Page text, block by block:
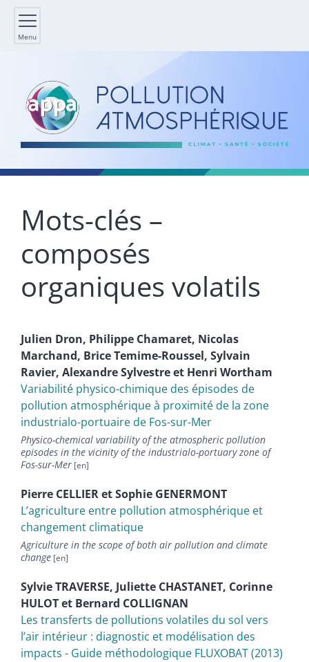
Menu
Mots-clés –
composés
organiques volatils
Julien Dron, Philippe Chamaret, Nicolas
Marchand, BriceTemime-Roussel, Sylvain
Ravier, AlexandreSylvestreet Henri Wortham
Variabilité physico-chimique des épisodes de
pollution atmosphérique à proximité de la zone
industrialo-portuaire de Fos-sur-Mer
Physico-chemical variability of the atmospheric pollution
episodes in the vicinity of the industrialo-portuary zone of
Fos-sur-Mer
Pierre CELLIERetSophie GENERMONT
L’agriculture entre pollution atmosphérique et
changement climatique
Agriculture in the scope of both air pollution and climate
change
SylvieTRAVERSE, Juliette CHASTANET, Corinne
HULOTet Bernard COLLIGNAN
Les transferts de pollutions volatiles du sol vers
l’air intérieur : diagnostic et modélisation des
impacts - Guide méthodologique FLUXOBAT (2013)